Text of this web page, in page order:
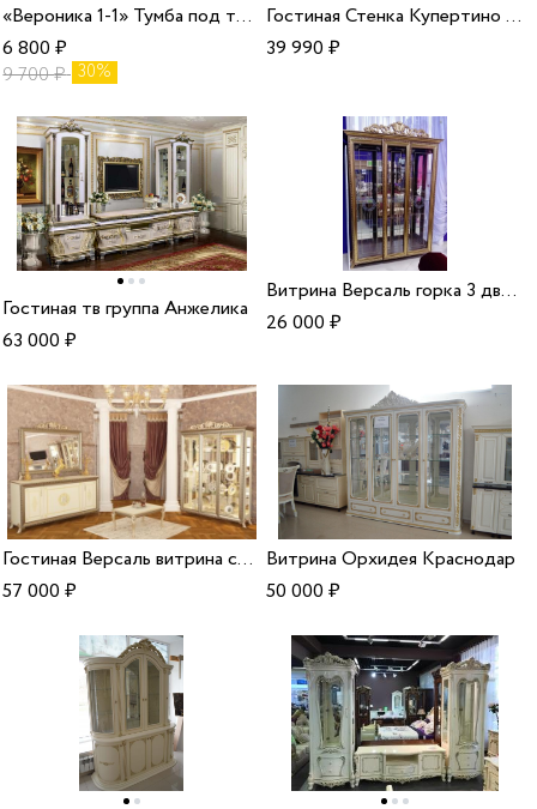
«Вероника 1-1» Тумба под телевизор
6 800₽
9 700₽ 30%
Гостиная Стенка Купертино 1 (квадрат) белый глянец мдф
39 990₽
Гостиная тв группа Анжелика
63 000₽
Витрина Версаль горка 3 дверная
26 000₽
Гостиная Версаль витрина стенка
57 000₽
Витрина Орхидея Краснодар
50 000₽